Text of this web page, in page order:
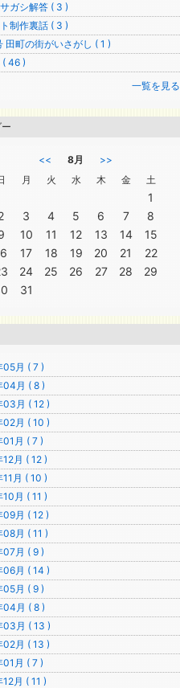
ガシ解答 ( 3 )
制作裏話 ( 3 )
田町の街がいさがし ( 1 )
( 46 )
一覧を見る
<< 8月
>>
月 火 水 木 金 土
1
3 4 5 6 7
8
10 11 12 13 14
15
17 18 19 20 21
22
24 25 26 27 28
29
31
05月 ( 7 )
04月 ( 8 )
03月 ( 12 )
02月 ( 10 )
月 ( 7 )
月 ( 12 )
月 ( 10 )
月 ( 11 )
月 ( 12 )
08月 ( 11 )
07月 ( 9 )
06月 ( 14 )
05月 ( 9 )
04月 ( 8 )
03月 ( 13 )
02月 ( 13 )
月 ( 7 )
月 ( 11 )